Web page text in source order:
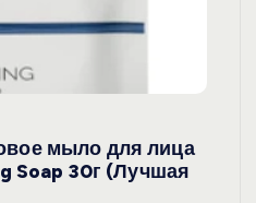
мыло для лица
Soap 30г (Лучшая